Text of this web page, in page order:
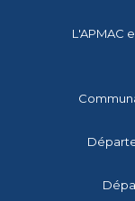
L'APMAC